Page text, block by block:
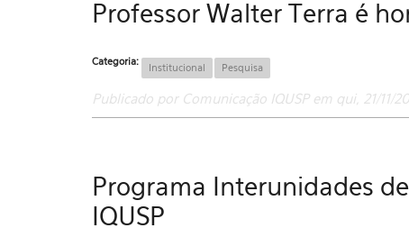
Professor Walter Terra é
Categoria: Institucional Pesquisa
Publicado por Comunicação IQUSP em qui, 21/11/
Programa Interunidades
IQUSP